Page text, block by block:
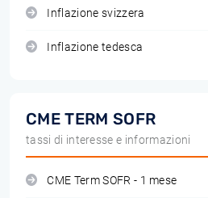
Inflazione svizzera
Inflazione tedesca
CME TERM SOFR
tassi di interesse e informazioni
CME Term SOFR - 1 mese